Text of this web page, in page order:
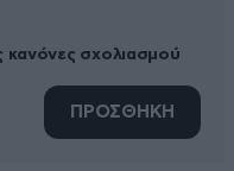
κανόνες σχολιασμού
ΠΡΟΣΘΗΚΗ